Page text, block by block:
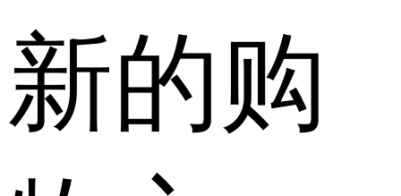
新的购